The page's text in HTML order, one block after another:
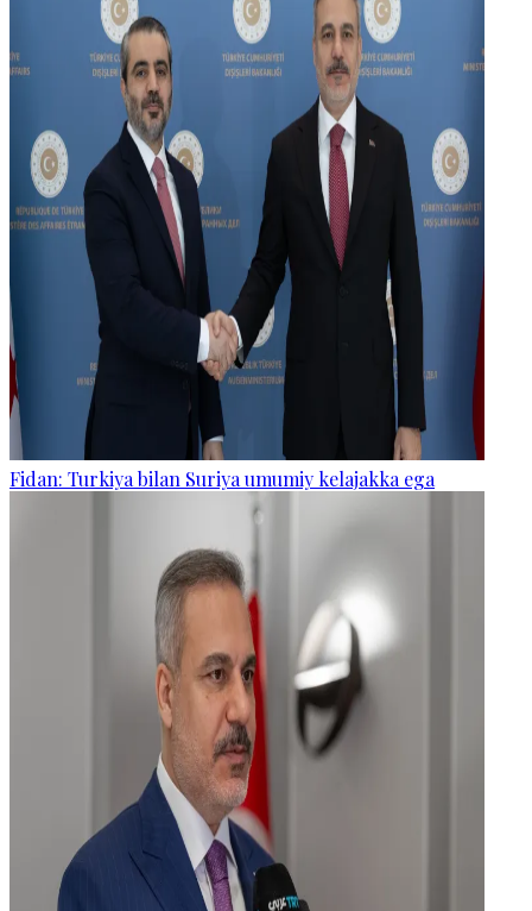
Fidan: Turkiya bilan Suriya umumiy kelajakka ega